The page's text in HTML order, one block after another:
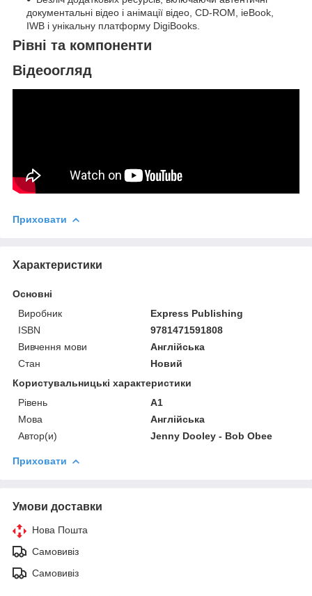
документальні відео і анімації відео, CD-ROM, ieBook,
IWB і унікальну платформу DigiBooks.
Рівні та компоненти
Відеоогляд
Приховати
Характеристики
Основні
Виробник
Express Publishing
ISBN
9781471591808
Вивчення мови
Англійська
Стан
Новий
Користувальницькі характеристики
Рівень
A1
Мова
Англійська
Автор(и)
Jenny Dooley - Bob Obee
Приховати
Умови доставки
Нова Пошта
Самовивіз
Самовивіз